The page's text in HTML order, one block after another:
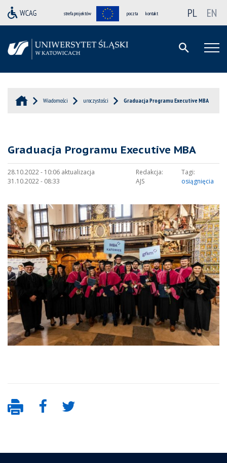
strefa projektów poczta kontakt PL EN
Wiadomości uroczystości Graduacja Programu Executive MBA
Graduacja Programu Executive MBA
28.10.2022 - 10:06 aktualizacja
31.10.2022 - 08:33
Redakcja:
AJS
Tagi:
osiągnięcia